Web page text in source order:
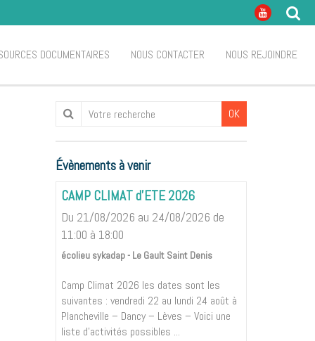
DOCUMENTAIRES NOUS CONTACTER NOUS REJOINDRE
OK
Évènements à venir
CAMP CLIMAT d'ETE 2026
Du 21/08/2026 au 24/08/2026 de
11:00 à 18:00
écolieu sykadap - Le Gault Saint Denis
Camp Climat 2026 les dates sont les
suivantes : vendredi 22 au lundi 24 août à
Plancheville – Dancy – Lèves – Voici une
liste d'activités possibles ...